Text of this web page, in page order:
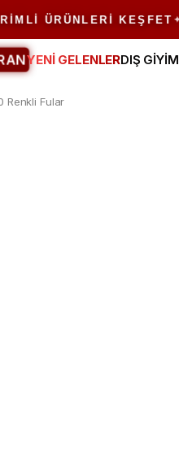
ÜRÜNLERI KEŞFET
YENİ GELENLERDIŞ GİYİM
Renkli Fular